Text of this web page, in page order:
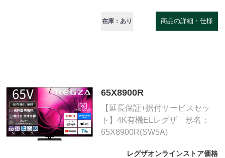
在庫：あり 商品の詳細・仕様
65X8900R
【延長保証+据付サービスセッ
ト】4K有機ELレグザ 形名：
65X8900R(SW5A)
レグザオンラインストア価格